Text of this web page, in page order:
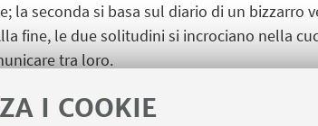
I COOKIE
la seconda si basa sul diario di un bizzarro
fine, le due solitudini si incrociano nella
tra loro.